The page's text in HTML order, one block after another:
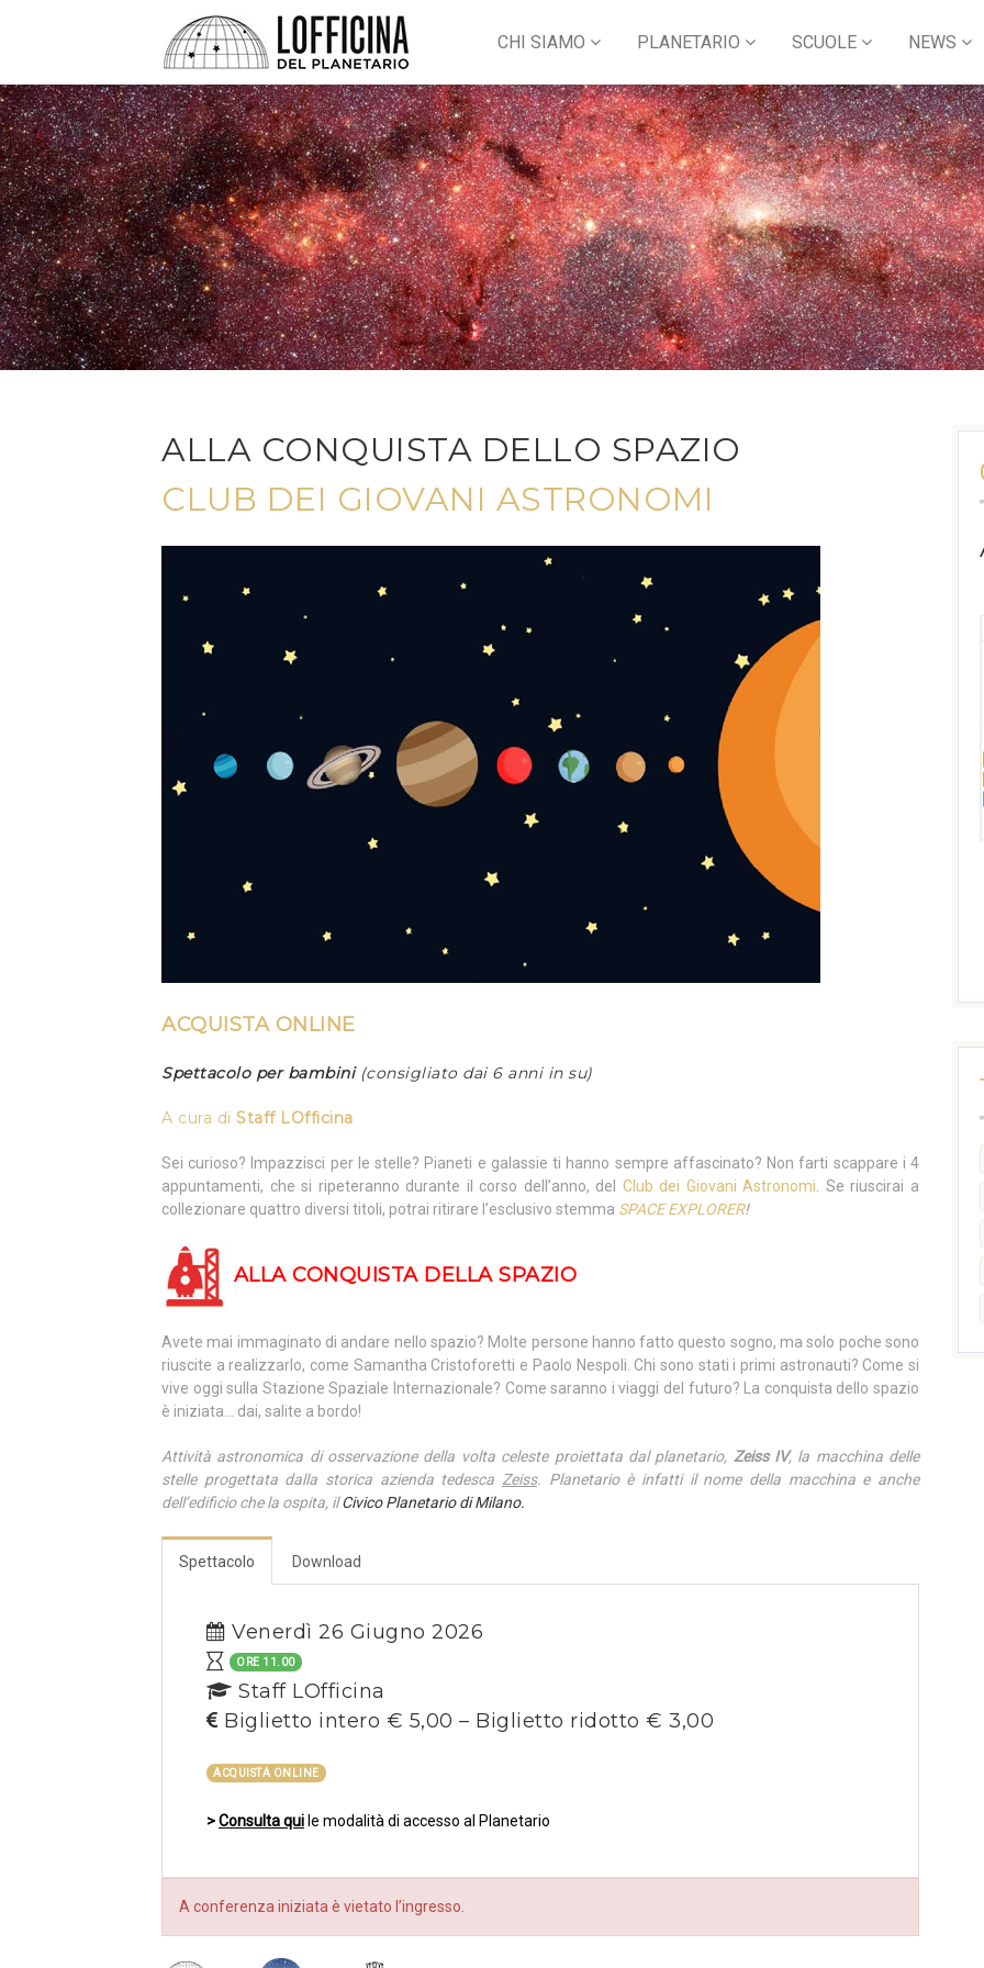
CHI SIAMO PLANETARIO SCUOLE NEWS
ALLA CONQUISTA DELLO SPAZIO
CLUB DEI GIOVANI ASTRONOMI
ACQUISTA ONLINE
Spettacolo per bambini (consigliato dai 6 anni in su)
A cura di Staff LOfficina
Sei curioso? Impazzisci per le stelle? Pianeti e galassie ti hanno sempre affascinato? Non farti scappare i 4
appuntamenti, che si ripeteranno durante il corso dell’anno, del Club dei Giovani Astronomi . Se riuscirai a
collezionare quattro diversi titoli, potrai ritirare l’esclusivo stemma SPACE EXPLORER!
ALLA CONQUISTA DELLA SPAZIO
Avete mai immaginato di andare nello spazio? Molte persone hanno fatto questo sogno, ma solo poche sono
riuscite a realizzarlo, come Samantha Cristoforetti e Paolo Nespoli. Chi sono stati i primi astronauti? Come si
vive oggi sulla Stazione Spaziale Internazionale? Come saranno i viaggi del futuro? La conquista dello spazio
è iniziata… dai, salite a bordo!
Attività astronomica di osservazione della volta celeste proiettata dal planetario, Zeiss IV, la macchina delle
stelle progettata dalla storica azienda tedesca Zeiss. Planetario è infatti il nome della macchina e anche
dell’edificio che la ospita, ilCivico Planetario di Milano.
Spettacolo Download
Venerdì 26 Giugno 2026
ORE 11.00
Staff LOfficina
Biglietto intero € 5,00 – Biglietto ridotto € 3,00
ACQUISTA ONLINE
>Consulta qui le modalità di accesso al Planetario
A conferenza iniziata è vietato l’ingresso.